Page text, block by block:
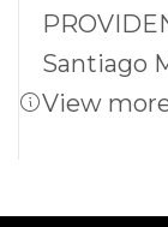
Santiago
View